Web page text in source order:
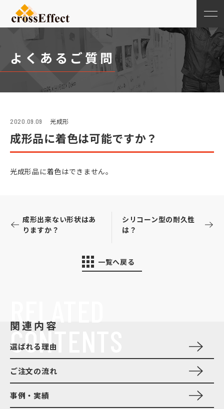
よくあるご質問
2020.09.09 光成形
成形品に着色は可能ですか？
光成形品に着色はできません。
成形出来ない形状はあ
りますか？
一覧へ戻る
シリコーン型の耐久性
は？
CONTENTS
関連内容
選ばれる理由
ご注文の流れ
事例・実績